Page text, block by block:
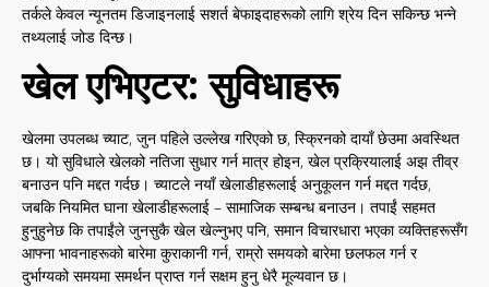
तर्कले केवल न्यूनतम डिजाइनलाई सशर्त बेफाइदाहरूको लागि श्रेय दिन सकिन्छ भन्ने
तथ्यलाई जोड दिन्छ।
खेल एभिएटर: सुविधाहरू
खेलमा उपलब्ध च्याट, जुन पहिले उल्लेख गरिएको छ, स्क्रिनको दायाँ छेउमा अवस्थित
छ। यो सुविधाले खेलको नतिजा सुधार गर्न मात्र होइन, खेल प्रक्रियालाई अझ तीव्र
बनाउन पनि मद्दत गर्दछ। च्याटले नयाँ खेलाडीहरूलाई अनुकूलन गर्न मद्दत गर्दछ,
जबकि नियमित घाना खेलाडीहरूलाई – सामाजिक सम्बन्ध बनाउन। तपाईं सहमत
हुनुहुनेछ कि तपाईंले जुनसुकै खेल खेल्नुभए पनि, समान विचारधारा भएका व्यक्तिहरूसँग
आफ्ना भावनाहरूको बारेमा कुराकानी गर्न, राम्रो समयको बारेमा छलफल गर्न र
दुर्भाग्यको समयमा समर्थन प्राप्त गर्न सक्षम हुनु धेरै मूल्यवान छ।